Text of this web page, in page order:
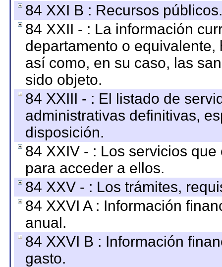
84 XXI B : Recursos públicos.
84 XXII - : La información
departamento o
así como, en su caso, las
sido objeto.
84 XXIII - : El listado de
administrativas definitivas,
disposición.
84 XXIV - : Los servicios
para acceder a ellos.
84 XXV - : Los trámites,
84 XXVI A : Información
anual.
84 XXVI B : Información
gasto.